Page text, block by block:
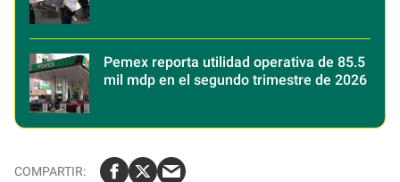
Pemex reporta utilidad operativa de 85.5
mil mdp en el segundo trimestre de 2026